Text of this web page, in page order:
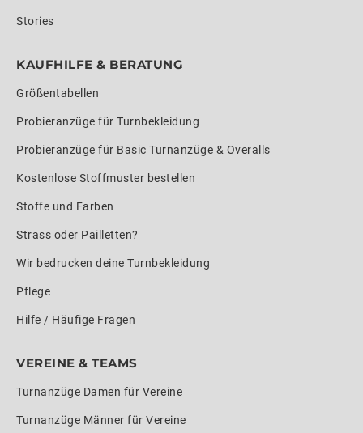
Stories
KAUFHILFE & BERATUNG
Größentabellen
Probieranzüge für Turnbekleidung
Probieranzüge für Basic Turnanzüge & Overalls
Kostenlose Stoffmuster bestellen
Stoffe und Farben
Strass oder Pailletten?
Wir bedrucken deine Turnbekleidung
Pflege
Hilfe / Häufige Fragen
VEREINE & TEAMS
Turnanzüge Damen für Vereine
Turnanzüge Männer für Vereine